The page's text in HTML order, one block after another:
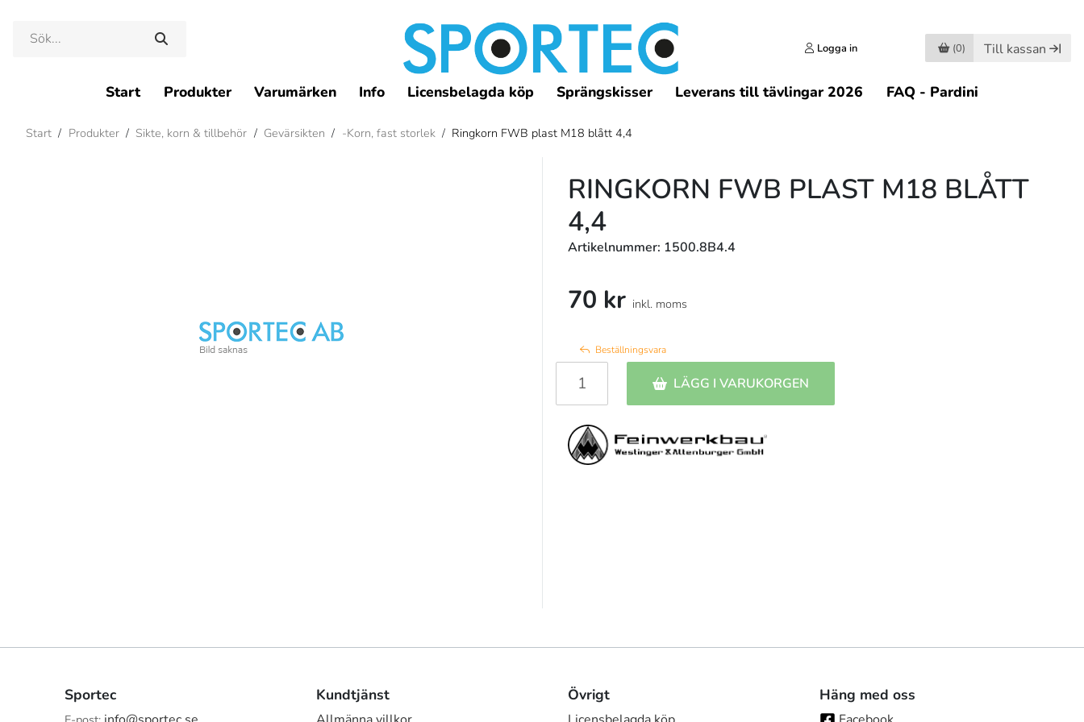
Logga in (0) Till kassan
Start Produkter Varumärken Info Licensbelagda köp Sprängskisser Leverans till tävlingar 2026 FAQ - Pardini
Start / Produkter / Sikte, korn & tillbehör / Gevärsikten / -Korn, fast storlek / Ringkorn FWB plast M18 blått 4,4
RINGKORN FWB PLAST M18 BLÅTT
4,4
Artikelnummer: 1500.8B4.4
70 kr inkl. moms
Beställningsvara
LÄGG I VARUKORGEN
Sportec Kundtjänst Övrigt Häng med oss